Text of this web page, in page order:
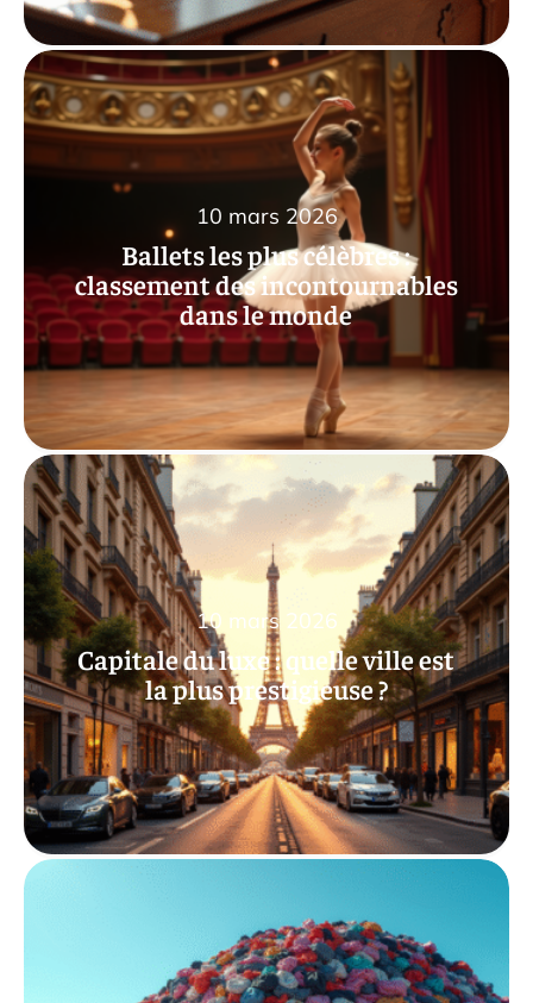
Ballets les plus célèbres :
classement des incontournables
dans le monde
10 mars 2026
Capitale du luxe : quelle ville est
la plus prestigieuse ?
10 mars 2026